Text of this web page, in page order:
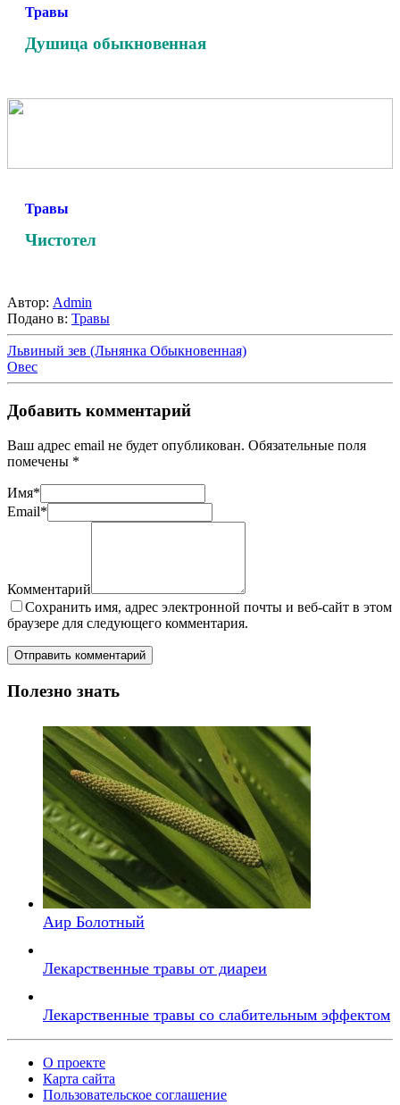
Травы
Душица обыкновенная
Травы
Чистотел
Автор: Admin
Подано в: Травы
Львиный зев (Льнянка Обыкновенная)
Овес
Добавить комментарий
Ваш адрес email не будет опубликован. Обязательные поля
помечены *
Имя*
Email*
Комментарий
Сохранить имя, адрес электронной почты и веб-сайт в этом
браузере для следующего комментария.
Полезно знать
Аир Болотный
Лекарственные травы от диареи
Лекарственные травы со слабительным эффектом
О проекте
Карта сайта
Пользовательское соглашение